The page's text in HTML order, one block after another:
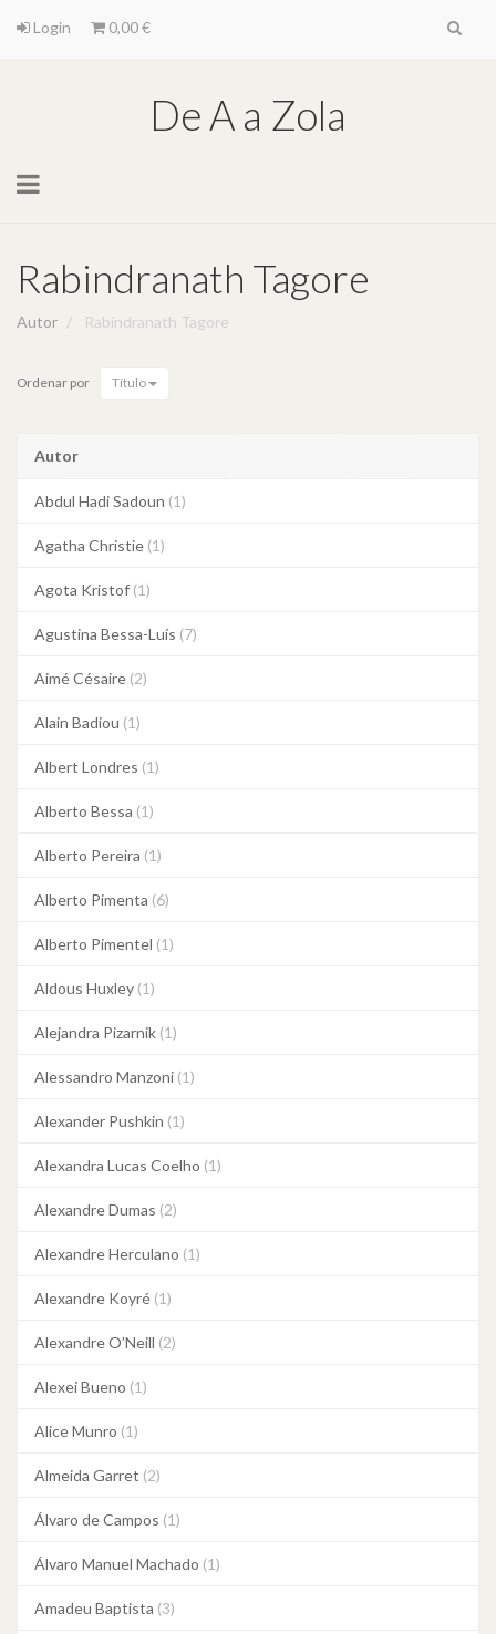
Login 0,00 €
De A a Zola
Toggle
Rabindranath Tagore
Autor Rabindranath Tagore
Ordenar por Título
Autor
Abdul Hadi Sadoun (1)
Agatha Christie (1)
Agota Kristof (1)
Agustina Bessa-Luís (7)
Aimé Césaire (2)
Alain Badiou (1)
Albert Londres (1)
Alberto Bessa (1)
Alberto Pereira (1)
Alberto Pimenta (6)
Alberto Pimentel (1)
Aldous Huxley (1)
Alejandra Pizarnik (1)
Alessandro Manzoni (1)
Alexander Pushkin (1)
Alexandra Lucas Coelho (1)
Alexandre Dumas (2)
Alexandre Herculano (1)
Alexandre Koyré (1)
Alexandre O’Neill (2)
Alexei Bueno (1)
Alice Munro (1)
Almeida Garret (2)
Álvaro de Campos (1)
Álvaro Manuel Machado (1)
Amadeu Baptista (3)